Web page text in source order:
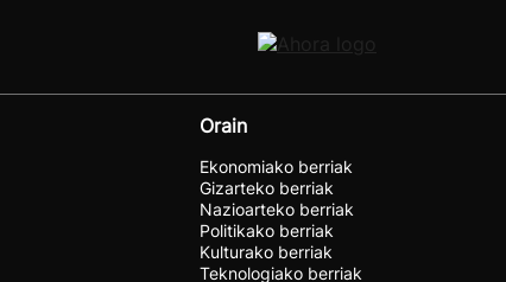
Orain
Ekonomiako berriak
Gizarteko berriak
Nazioarteko berriak
Politikako berriak
Kulturako berriak
Teknologiako berriak